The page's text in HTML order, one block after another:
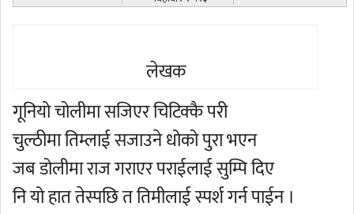
लेखक
गूनियो चोलीमा सजिएर चिटिक्कै परी
चुल्ठीमा तिम्लाई सजाउने धोको पुरा भएन
जब डोलीमा राज गराएर पराईलाई सुम्पि दिए
नि यो हात तेस्पछि त तिमीलाई स्पर्श गर्न पाईन ।